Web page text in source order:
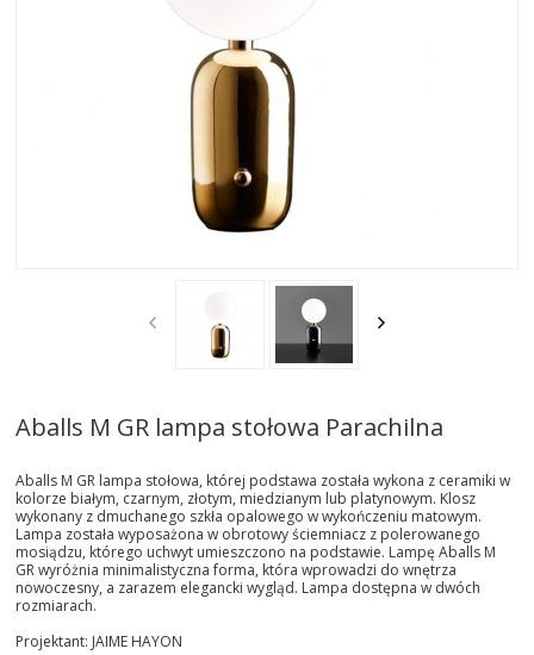
STREFA-PROJEKTANTA
Aballs M GR lampa stołowa Parachilna
Aballs M GR lampa stołowa, której podstawa została wykona z ceramiki w
kolorze białym, czarnym, złotym, miedzianym lub platynowym. Klosz
wykonany z dmuchanego szkła opalowego w wykończeniu matowym.
Lampa została wyposażona w obrotowy ściemniacz z polerowanego
mosiądzu, którego uchwyt umieszczono na podstawie. Lampę Aballs M
GR wyróżnia minimalistyczna forma, która wprowadzi do wnętrza
nowoczesny, a zarazem elegancki wygląd. Lampa dostępna w dwóch
rozmiarach.
Projektant: JAIME HAYON